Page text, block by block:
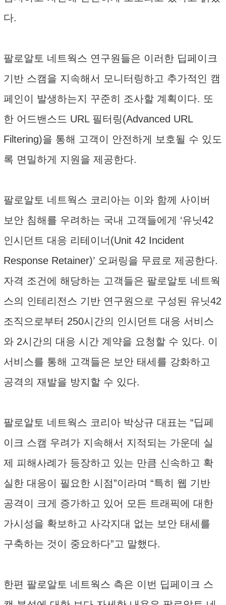
다.
팔로알토 네트웍스 연구원들은 이러한 딥페이크
기반 스캠을 지속해서 모니터링하고 추가적인 캠
페인이 발생하는지 꾸준히 조사할 계획이다. 또
한 어드밴스드 URL 필터링(Advanced URL
Filtering)을 통해 고객이 안전하게 보호될 수 있도
록 면밀하게 지원을 제공한다.
팔로알토 네트웍스 코리아는 이와 함께 사이버
보안 침해를 우려하는 국내 고객들에게 ‘유닛42
인시던트 대응 리테이너(Unit 42 Incident
Response Retainer)’ 오퍼링을 무료로 제공한다.
자격 조건에 해당하는 고객들은 팔로알토 네트웍
스의 인테리전스 기반 연구원으로 구성된 유닛42
조직으로부터 250시간의 인시던트 대응 서비스
와 2시간의 대응 시간 계약을 요청할 수 있다. 이
서비스를 통해 고객들은 보안 태세를 강화하고
공격의 재발을 방지할 수 있다.
팔로알토 네트웍스 코리아 박상규 대표는 “딥페
이크 스캠 우려가 지속해서 지적되는 가운데 실
제 피해사례가 등장하고 있는 만큼 신속하고 확
실한 대응이 필요한 시점”이라며 “특히 웹 기반
공격이 크게 증가하고 있어 모든 트래픽에 대한
가시성을 확보하고 사각지대 없는 보안 태세를
구축하는 것이 중요하다”고 말했다.
한편 팔로알토 네트웍스 측은 이번 딥페이크 스